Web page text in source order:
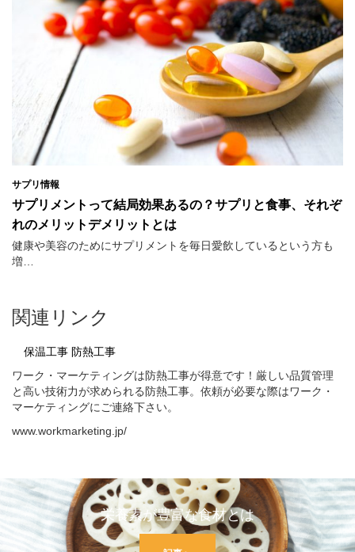
サプリ情報
サプリメントって結局効果あるの？サプリと食事、それぞ
れのメリットデメリットとは
健康や美容のためにサプリメントを毎日愛飲しているという方も
増…
関連リンク
保温工事 防熱工事
ワーク・マーケティングは防熱工事が得意です！厳しい品質管理
と高い技術力が求められる防熱工事。依頼が必要な際はワーク・
マーケティングにご連絡下さい。
www.workmarketing.jp/
栄養素が豊富な食材とは